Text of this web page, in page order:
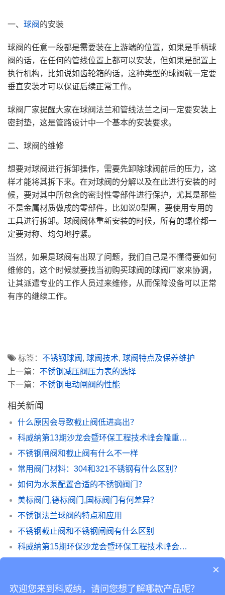
一、 球阀 的安装
球阀的任意一段都是需要装在上游端的位置，如果是手柄球
阀的话，在任何的管线位置上都可以安装，但如果是配置上
执行机构，比如说如齿轮箱的话，这种类型的球阀就一定要
垂直安装才可以保证后续正常工作。
球阀厂家提醒大家在球阀法兰和管线法兰之间一定要安装上
密封垫，这是管路设计中一个基本的安装要求。
二、球阀的维修
想要对球阀进行拆卸操作，需要先卸除球阀前后的压力，这
样才能将其拆下来。在对球阀的分解以及在此进行安装的时
候，要对其中所包含的密封性零部件进行保护，尤其是那些
不是金属材质做成的零部件，比如说0型圈，要使用专用的
工具进行拆卸。球阀阀体重新安装的时候，所有的螺栓都一
定要对称、均匀地拧紧。
当然，如果是球阀有出现了问题，我们自己是不懂得要如何
维修的，这个时候就要找当初购买球阀的球阀厂家来协调，
让其派遣专业的工作人员过来维修，从而保障设备可以正常
有序的继续工作。
标签： 不锈钢球阀 , 球阀技术, 球阀特点及保养维护
上一篇： 不锈钢减压阀压力表的选择
下一篇： 不锈钢电动闸阀的性能
相关新闻
什么原因会导致截止阀低进高出？
科威纳第13期沙龙会暨环保工程技术峰会隆重召开
不锈钢闸阀和截止阀有什么不一样
常用阀门材料：304和321不锈钢有什么区别？
如何为水泵配置合适的不锈钢阀门？
美标阀门,德标阀门,国标阀门有何差异？
不锈钢法兰球阀的特点和应用
不锈钢截止阀和不锈钢闸阀有什么区别
科威纳第15期环保沙龙会暨环保工程技术峰会圆满闭幕
×
欢迎您来到科威纳，请问您想了解哪款产品呢？